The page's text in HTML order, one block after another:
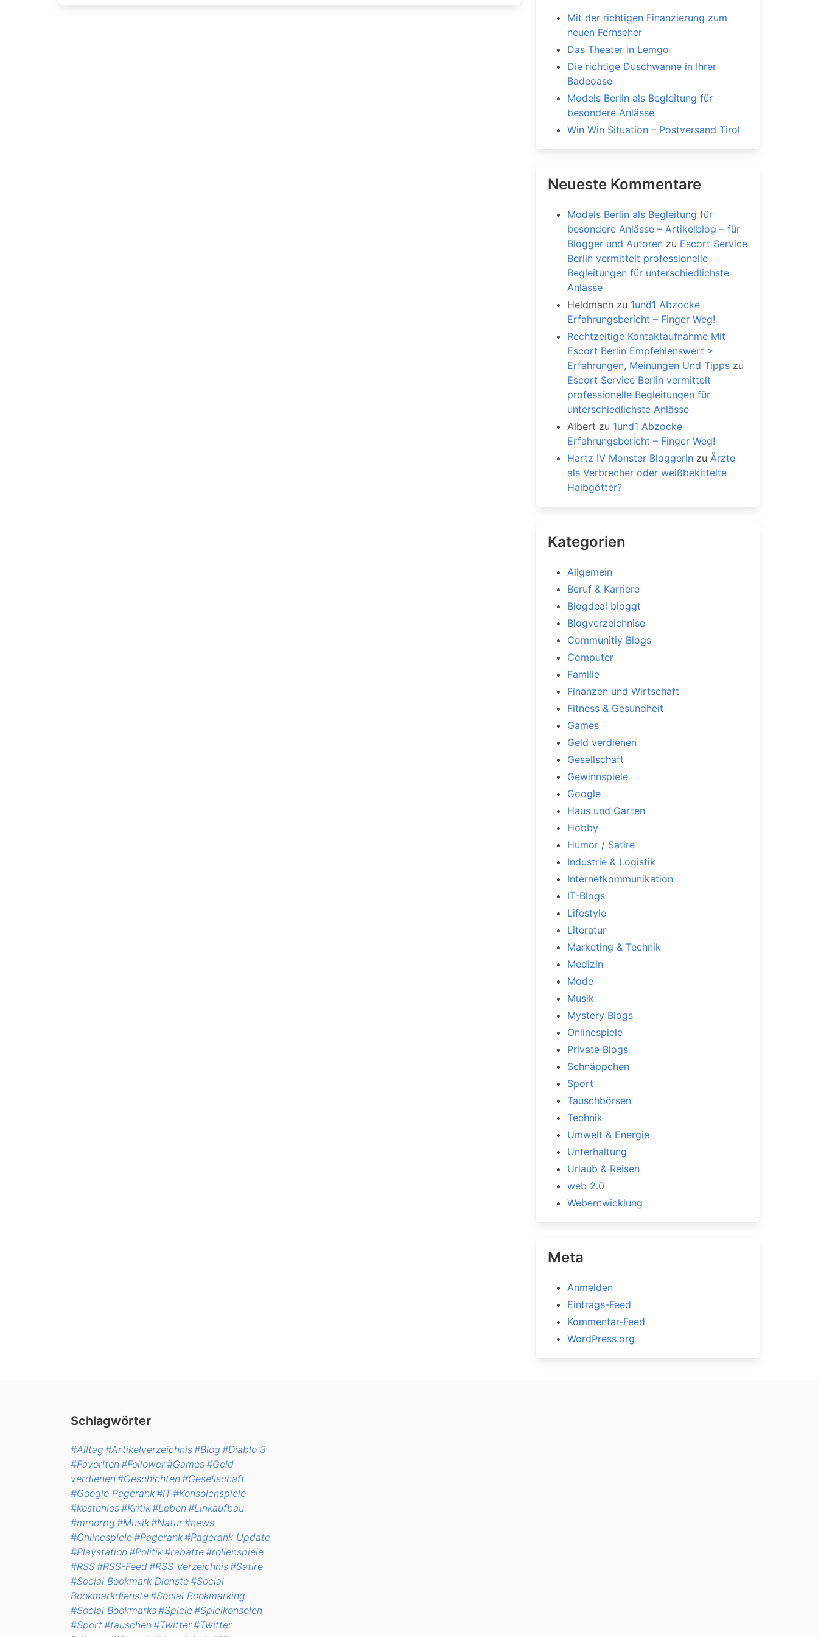
Mit der richtigen Finanzierung zum
neuen Fernseher
Das Theater in Lemgo
Die richtige Duschwanne in Ihrer
Badeoase
Models Berlin als Begleitung für
besondere Anlässe
Win Win Situation – Postversand Tirol
Neueste Kommentare
Models Berlin als Begleitung für
besondere Anlässe – Artikelblog – für
Blogger und Autorenzu Escort Service
Berlin vermittelt professionelle
Begleitungen für unterschiedlichste
Anlässe
Heldmann zu 1und1 Abzocke
Erfahrungsbericht – Finger Weg!
Rechtzeitige Kontaktaufnahme Mit
Escort Berlin Empfehlenswert >
Erfahrungen, Meinungen Und Tippszu
Escort Service Berlin vermittelt
professionelle Begleitungen für
unterschiedlichste Anlässe
Albert zu 1und1 Abzocke
Erfahrungsbericht – Finger Weg!
Hartz IV Monster Bloggerinzu Ärzte
als Verbrecher oder weißbekittelte
Halbgötter?
Kategorien
Allgemein
Beruf & Karriere
Blogdeal bloggt
Blogverzeichnise
Communitiy Blogs
Computer
Familie
Finanzen und Wirtschaft
Fitness & Gesundheit
Games
Geld verdienen
Gesellschaft
Gewinnspiele
Google
Haus und Garten
Hobby
Humor / Satire
Industrie & Logistik
Internetkommunikation
IT-Blogs
Lifestyle
Literatur
Marketing & Technik
Medizin
Mode
Musik
Mystery Blogs
Onlinespiele
Private Blogs
Schnäppchen
Sport
Tauschbörsen
Technik
Umwelt & Energie
Unterhaltung
Urlaub & Reisen
web 2.0
Webentwicklung
Meta
Anmelden
Eintrags-Feed
Kommentar-Feed
WordPress.org
Schlagwörter
#Alltag #Artikelverzeichnis#Blog #Diablo 3
#Favoriten#Follower#Games#Geld
verdienen#Geschichten#Gesellschaft
#Google Pagerank#IT#Konsolenspiele
#kostenlos#Kritik#Leben#Linkaufbau
#mmorpg #Musik#Natur#news
#Onlinespiele#Pagerank#Pagerank Update
#Playstation#Politik#rabatte#rollenspiele
#RSS#RSS-Feed#RSS Verzeichnis#Satire
#Social Bookmark Dienste#Social
Bookmarkdienste#Social Bookmarking
#Social Bookmarks#Spiele#Spielkonsolen
#Sport#tauschen#Twitter#Twitter